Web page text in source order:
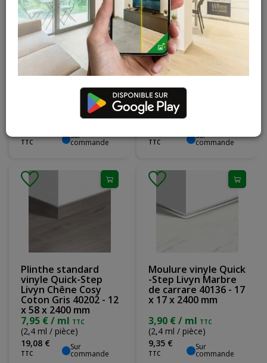
Plinthe standard
vinyle Quick-Step
Livyn Chêne Clair
Select 40032 - 12 x
TTC
Sur
commande
Moulure vinyle Quick
-Step Livyn Chêne
cottage gris brun
40026 - 17 x 17 x
2400 mm
3,90 € / ml
(2,4 ml / pièce)
TTC
Sur
commande
Plinthe standard
vinyle Quick-Step
Livyn Chêne Cosy
Coton Gris 40202 - 12
x 58 x 2400 mm
7,95 € / ml TTC
(2,4 ml / pièce)
19,08 €
TTC
Sur
commande
Moulure vinyle Quick
-Step Livyn Marbre
de carrare 40136 - 17
x 17 x 2400 mm
3,90 € / ml TTC
(2,4 ml / pièce)
9,35 €
TTC
Sur
commande